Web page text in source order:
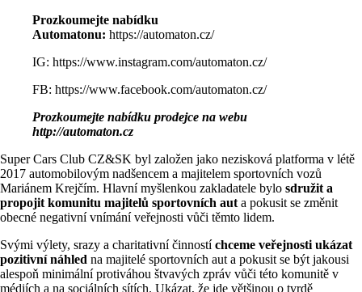
Prozkoumejte nabídku
Automatonu: https://automaton.cz/
IG: https://www.instagram.com/automaton.cz/
FB: https://www.facebook.com/automaton.cz/
Prozkoumejte nabídku prodejce na webu
http://automaton.cz
Super Cars Club CZ&SK byl založen jako nezisková platforma v létě
2017 automobilovým nadšencem a majitelem sportovních vozů
Mariánem Krejčím. Hlavní myšlenkou zakladatele bylo sdružit a
propojit komunitu majitelů sportovních aut a pokusit se změnit
obecné negativní vnímání veřejnosti vůči těmto lidem.
Svými výlety, srazy a charitativní činnostíchceme veřejnosti ukázat
pozitivní náhled na majitelé sportovních aut a pokusit se být jakousi
alespoň minimální protiváhou štvavých zpráv vůči této komunitě v
médiích a na sociálních sítích. Ukázat, že jde většinou o tvrdě